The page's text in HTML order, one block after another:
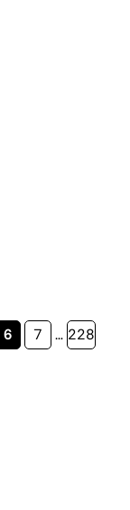
Page
6 Page
7 … Page
228